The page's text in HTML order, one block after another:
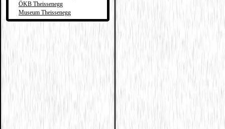
ÖKB Theissenegg
Museum Theissenegg